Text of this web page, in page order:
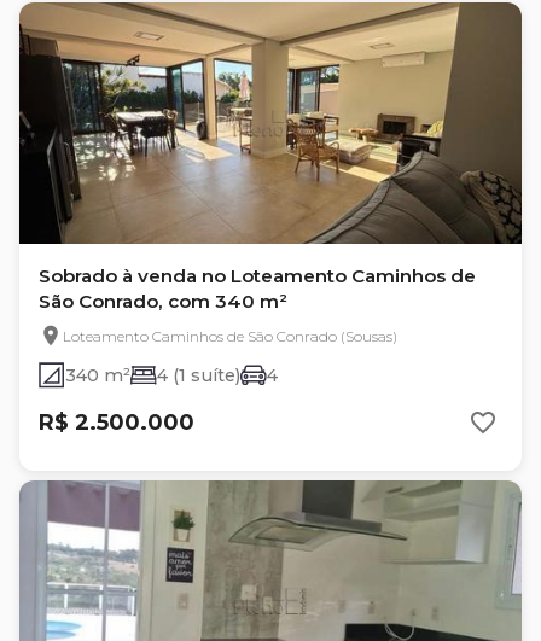
Sobrado à venda no Loteamento Caminhos de
São Conrado, com 340 m²
Loteamento Caminhos de São Conrado (Sousas)
340 m² 4 (1 suíte) 4
R$ 2.500.000